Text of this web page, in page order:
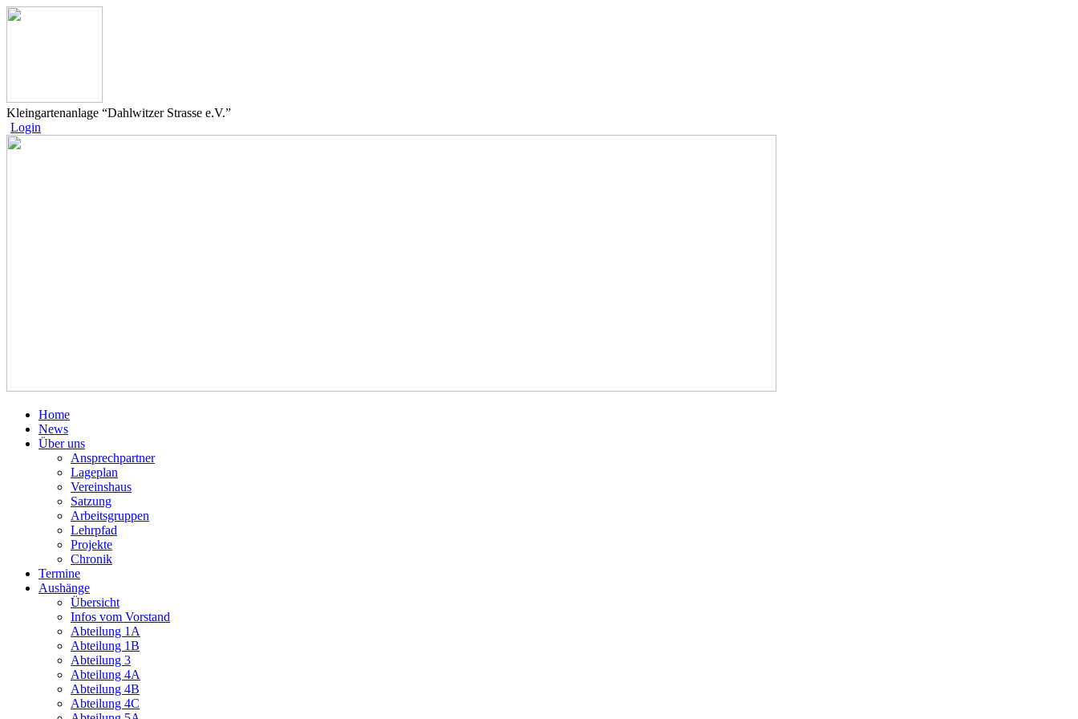
Kleingartenanlage “Dahlwitzer Strasse e.V.”
Login
Home
News
Über uns
Ansprechpartner
Lageplan
Vereinshaus
Satzung
Arbeitsgruppen
Lehrpfad
Projekte
Chronik
Termine
Aushänge
Übersicht
Infos vom Vorstand
Abteilung 1A
Abteilung 1B
Abteilung 3
Abteilung 4A
Abteilung 4B
Abteilung 4C